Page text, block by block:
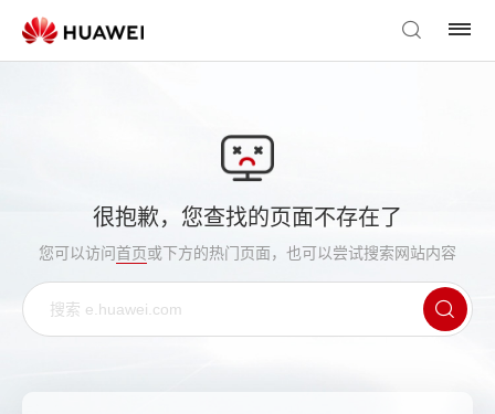
很抱歉，您查找的页面不存在了
您可以访问首页或下方的热门页面，也可以尝试搜索网站内容